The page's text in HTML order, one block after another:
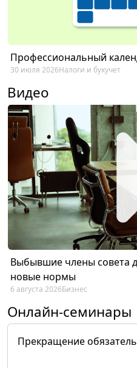
Профессиональный
30 июля 2026Налоги и бухучет
Видео
Выбывшие члены совета
новые нормы
6 августа 2026Бизнес
Онлайн-семинары
Прекращение